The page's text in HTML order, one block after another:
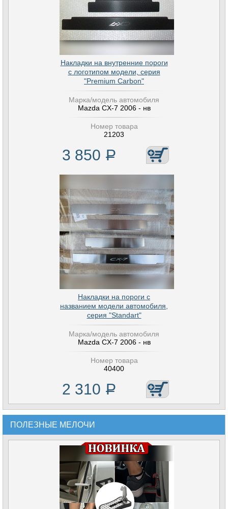
Накладки на внутренние пороги
с логотипом модели, серия
"Premium Carbon"
Марка/модель автомобиля
Mazda CX-7 2006 - нв
Номер товара
21203
3 850 Р
Накладки на пороги с
названием модели автомобиля,
серия "Standart"
Марка/модель автомобиля
Mazda CX-7 2006 - нв
Номер товара
40400
2 310 Р
ПОЛЕЗНЫЕ МЕЛОЧИ